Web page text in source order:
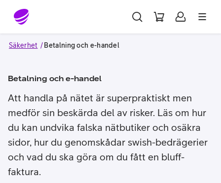
Gå till sidans innehåll
Säkerhet Betalning och e-handel
Betalning och e-handel
Att handla på nätet är superpraktiskt men
medför sin beskärda del av risker. Läs om hur
du kan undvika falska nätbutiker och osäkra
sidor, hur du genomskådar swish-bedrägerier
och vad du ska göra om du fått en bluff-
faktura.